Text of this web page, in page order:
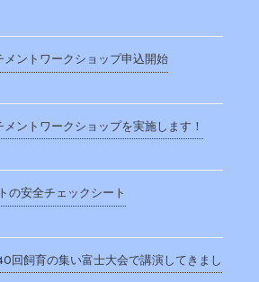
ントワークショップ申込開始
ントワークショップを実施します！
の安全チェックシート
回飼育の集い富士大会で講演してきまし